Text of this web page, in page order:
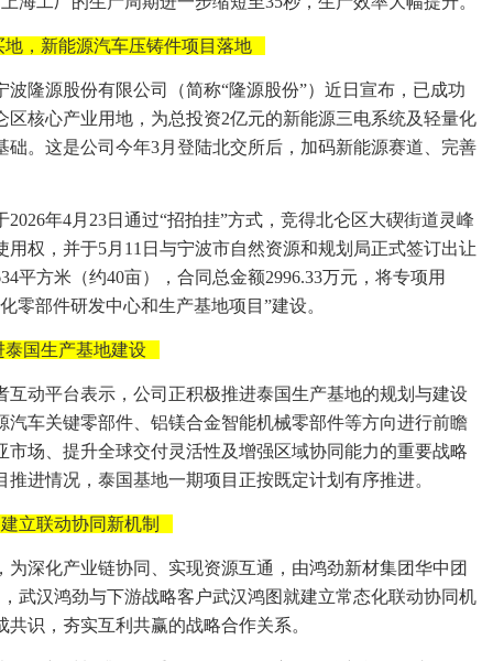
地，新能源汽车压铸件项目落地
隆源股份有限公司（简称“隆源股份”）近日宣布，已成功
区核心产业用地，为总投资2亿元的新能源三电系统及轻量化
础。这是公司今年3月登陆北交所后，加码新能源赛道、完善
年4月23日通过“招拍挂”方式，竞得北仑区大碶街道灵峰
用权，并于5月11日与宁波市自然资源和规划局正式签订出让
平方米（约40亩），合同总金额2996.33万元，将专项用
零部件研发中心和生产基地项目”建设。
国生产基地建设
互动平台表示，公司正积极推进泰国生产基地的规划与建设
汽车关键零部件、铝镁合金智能机械零部件等方向进行前瞻
市场、提升全球交付灵活性及增强区域协同能力的重要战略
进情况，泰国基地一期项目正按既定计划有序推进。
立联动协同新机制
为深化产业链协同、实现资源互通，由鸿劲新材集团华中团
武汉鸿劲与下游战略客户武汉鸿图就建立常态化联动协同机
识，夯实互利共赢的战略合作关系。